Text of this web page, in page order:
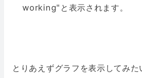
working"と表示されます。
とりあえずグラフを表示してみ